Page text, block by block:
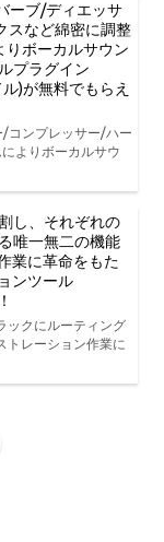
ーブ/ディエッサ
スなど綿密に調整
りボーカルサウン
プラグイン
)が無料でもらえ
コンプレッサー/ハー
よりボーカルサウ
し、それぞれの
唯一無二の機能
業に革命をもた
ンツール
ックにルーティング
トレーション作業に